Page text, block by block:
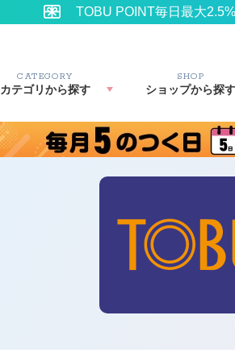
TOBU POINT毎日最大
CATEGORY
カテゴリから探す
SHOP
ショップから探す